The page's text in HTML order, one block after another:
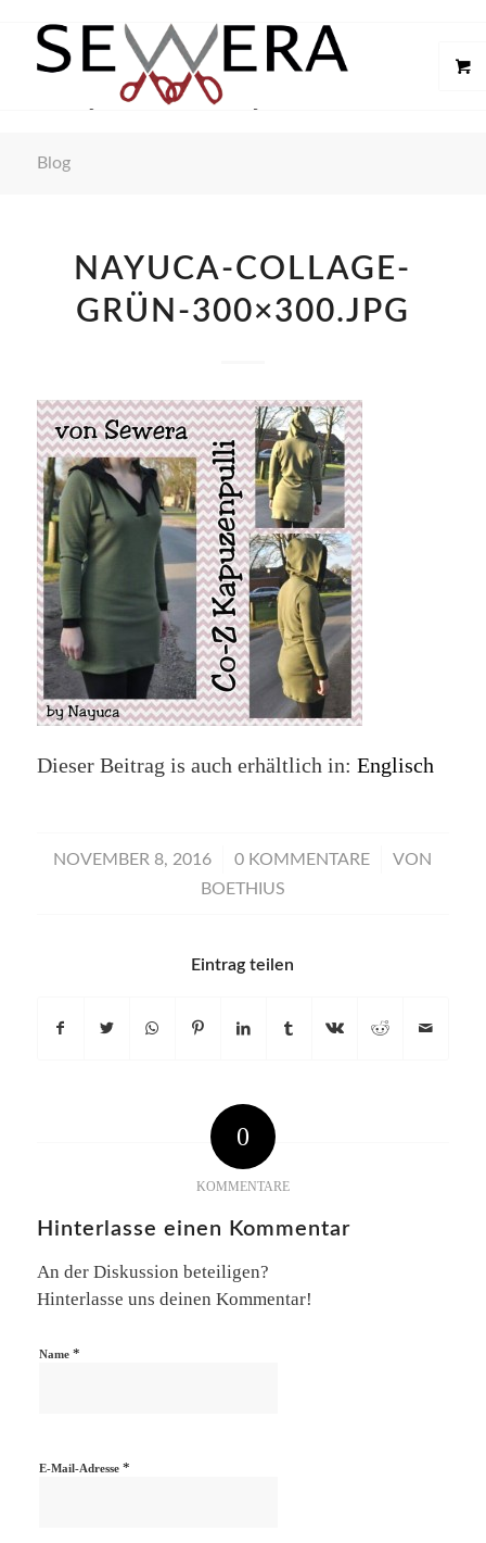
Blog
NAYUCA-COLLAGE-
GRÜN-300×300.JPG
Dieser Beitrag is auch erhältlich in: Englisch
NOVEMBER 8, 2016
/ 0 KOMMENTARE
/
VON
BOETHIUS
Eintrag teilen
0
KOMMENTARE
Hinterlasse einen Kommentar
An der Diskussion beteiligen?
Hinterlasse uns deinen Kommentar!
Name *
E-Mail-Adresse *